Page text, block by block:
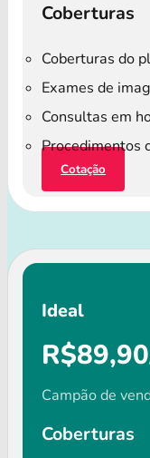
Coberturas
Coberturas do
Exames de
Consultas em
Procedimentos
Cotação
Ideal
R$89,90
Campão de
Coberturas